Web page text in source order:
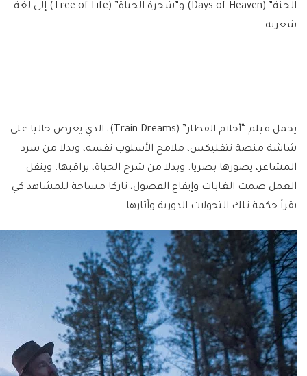
الجنة” (Days of Heaven) و”شجرة الحياة” (Tree of Life) إلى لغة
شعرية.
يحمل فيلم “أحلام القطار” (Train Dreams)، الذي يعرض حاليا على
شاشة منصة نتفليكس، ملامح الأسلوب نفسه، وبدلا من سرد
المشاعر، يصورها بصريا. وبدلا من شرح الحياة، يراقبها. وينقل
العمل صمت الغابات وإيقاع الفصول، تاركا مساحة للمشاهد كي
يقرأ حكمة تلك التحولات الدورية وآثارها.